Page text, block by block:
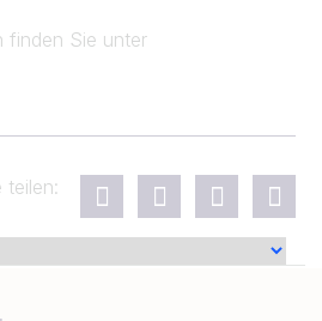
finden Sie unter
teilen: